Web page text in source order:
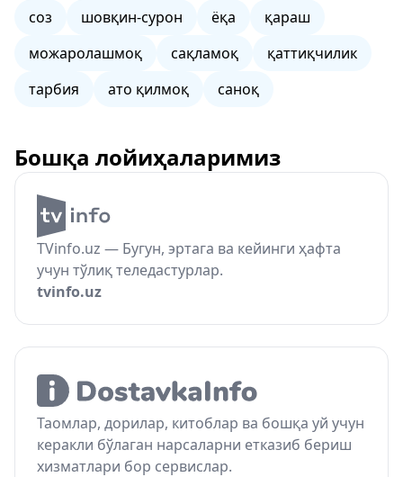
соз шовқин-сурон ёқа
қараш
можаролашмоқ
сақламоқ
қаттиқчилик
тарбия
ато қилмоқ саноқ
Бошқа лойиҳаларимиз
TVinfo.uz — Бугун, эртага ва кейинги ҳафта
учун тўлиқ теледастурлар.
tvinfo.uz
Таомлар, дорилар, китоблар ва бошқа уй учун
керакли бўлаган нарсаларни етказиб бериш
хизматлари бор сервислар.